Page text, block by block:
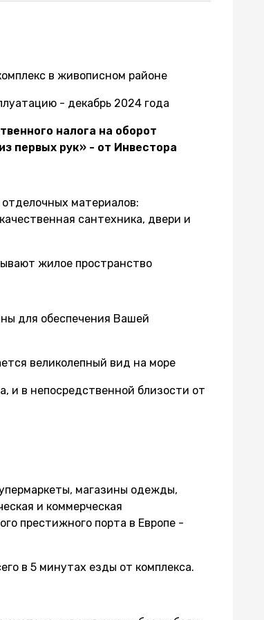
в живописном районе
- декабрь 2024 года
налога на оборот
первых рук» - от Инвестора
материалов:
сантехника, двери и
жилое пространство
для обеспечения Вашей
великолепный вид на море
и в непосредственной близости от
магазины одежды,
и коммерческая
престижного порта в Европе -
в 5 минутах езды от комплекса.